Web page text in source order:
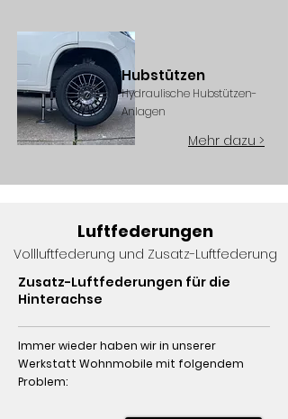
Hubstützen
Hydraulische Hubstützen-
Anlagen
Mehr dazu >
Luftfederungen
Vollluftfederung und Zusatz-Luftfederung
Zusatz-Luftfederungen für die
Hinterachse
Immer wieder haben wir in unserer
Werkstatt Wohnmobile mit folgendem
Problem: